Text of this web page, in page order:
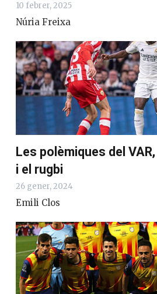
10 febrer, 2025
Núria Freixa
Les polèmiques del
i el rugbi
26 gener, 2024
Emili Clos